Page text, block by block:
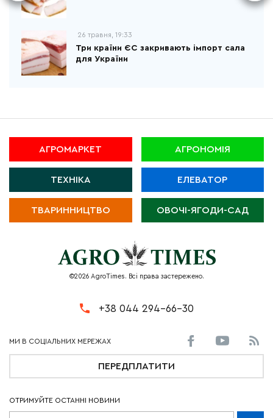
26 травня, 19:33
Три країни ЄС закривають імпорт сала
для України
АГРОМАРКЕТ АГРОНОМІЯ
ТЕХНІКА ЕЛЕВАТОР
ТВАРИННИЦТВО ОВОЧІ-ЯГОДИ-САД
©2026 AgroTimes. Всі права застережено.
+38 044 294-66-30
ПЕРЕДПЛАТИТИ
ОТРИМУЙТЕ ОСТАННІ НОВИНИ